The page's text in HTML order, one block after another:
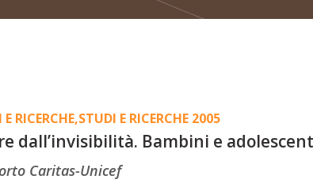
RICERCHE,STUDI E RICERCHE 2005
dall’invisibilità. Bambini e
Caritas-Unicef